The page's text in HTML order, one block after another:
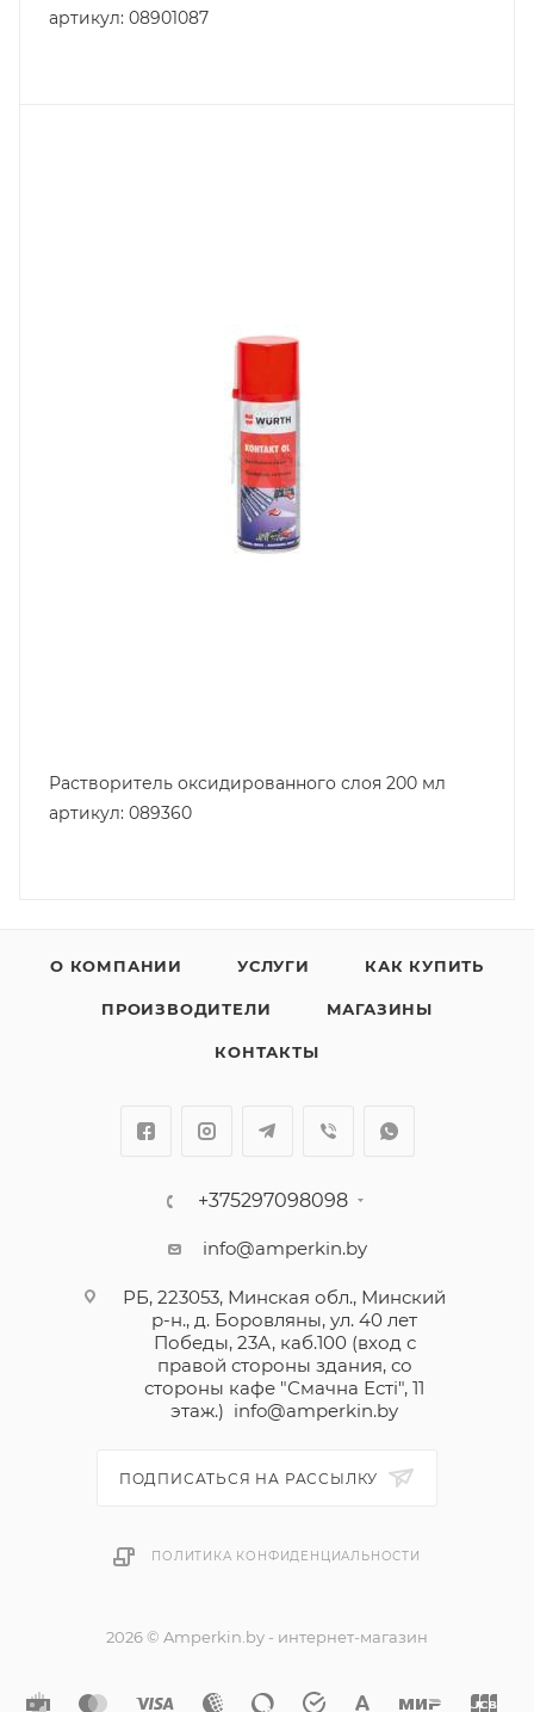
артикул: 08901087
Растворитель оксидированного слоя 200 мл
артикул: 089360
О КОМПАНИИ УСЛУГИ КАК КУПИТЬ
ПРОИЗВОДИТЕЛИ МАГАЗИНЫ
КОНТАКТЫ
+375297098098
info@amperkin.by
РБ, 223053, Минская обл., Минский
р-н., д. Боровляны, ул. 40 лет
Победы, 23А, каб.100 (вход с
правой стороны здания, со
стороны кафе "Смачна Естi", 11
этаж.) info@amperkin.by
ПОДПИСАТЬСЯ НА РАССЫЛКУ
ПОЛИТИКА КОНФИДЕНЦИАЛЬНОСТИ
2026 © Amperkin.by - интернет-магазин